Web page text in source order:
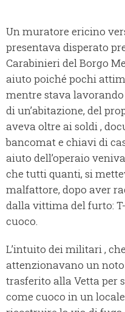
Un muratore ericino
presentava disperato
Carabinieri del Borgo
aiuto poiché pochi
mentre stava
di un’abitazione, del
aveva oltre ai soldi ,
bancomat e chiavi di
aiuto dell’operaio
che tutti quanti, si
malfattore, dopo aver
dalla vittima del furto:
cuoco.
L’intuito dei militari ,
attenzionavano un
trasferito alla Vetta per
come cuoco in un